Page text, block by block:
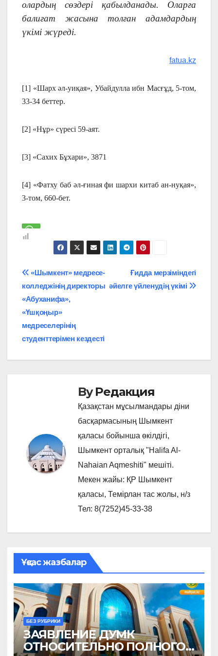
олардың сөздері қабылданады. Оларға
балиғат жасына толған адамдардың
үкімі жүреді.
fatua.kz
[1] «Шарх әл-уиқая», Убайдулла ибн Масғұд, 5-том,
33-34 беттер.
[2] «Нұр» сүресі 59-аят.
[3] «Сахих Бұхари», 3871
[4] «Фатху баб әл-ғиная фи шархи китаб ан-нуқая»,
3-том, 660-бет.
Навигация
по
записям
Ғидда мерзіміндегі
әйелге үйленудің үкімі
«Шымкент» медресе-
колледжінің директоры
«Абуханифа»,
«Үшқоңыр»
медреселерінің
студенттерімен кездесті
ByРедакция
Қазақстан мұсылмандары діни
басқармасының Шымкент
қаласы бойынша өкілдігі,
Шымкент орталық "Halifa Al-
Nahaian Aqmeshiti" мешіті.
Мекен жайы: ҚР Шымкент
қаласы, Темірлан тас жолы, н/з
Тел: 8(7252)45-33-38
Ұқсас жазбалар
БЕЗ РУБРИКИ
ЗАЯВЛЕНИЕ ДУМК
ОТНОСИТЕЛЬНО ПОЛНОГО